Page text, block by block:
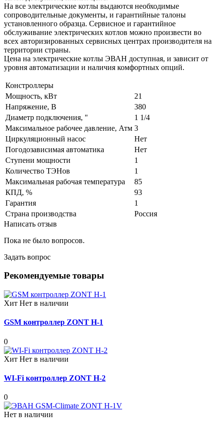
На все электрические котлы выдаются необходимые
сопроводительные документы, и гарантийные талоны
установленного образца. Сервисное и гарантийное
обслуживание электрических котлов можно произвести во
всех авторизированных сервисных центрах производителя на
территории страны.
Цена на электрические котлы ЭВАН доступная, и зависит от
уровня автоматизации и наличия комфортных опций.
Констроллеры
Мощность, кВт
21
Напряжение, В
380
Диаметр подключения, "
1 1/4
Максимальное рабочее давление, Атм 3
Циркуляционный насос
Нет
Погодозависимая автоматика
Нет
Ступени мощности
1
Количество ТЭНов
1
Максимальная рабочая температура
85
КПД, %
93
Гарантия
1
Страна производства
Россия
Написать отзыв
Пока не было вопросов.
Задать вопрос
Рекомендуемые товары
Хит Нет в наличии
GSM контроллер ZONT H-1
0
Хит Нет в наличии
WI-Fi контроллер ZONT H-2
0
Нет в наличии